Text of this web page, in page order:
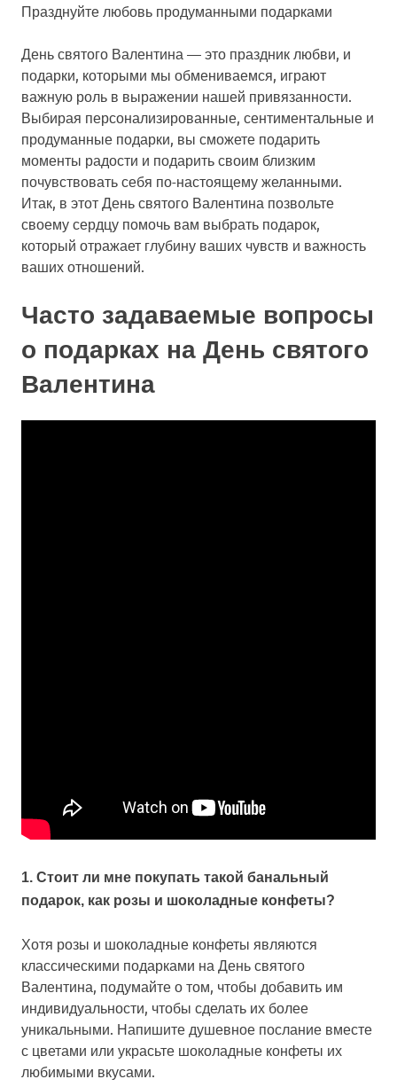
Празднуйте любовь продуманными подарками
День святого Валентина — это праздник любви, и
подарки, которыми мы обмениваемся, играют
важную роль в выражении нашей привязанности.
Выбирая персонализированные, сентиментальные и
продуманные подарки, вы сможете подарить
моменты радости и подарить своим близким
почувствовать себя по-настоящему желанными.
Итак, в этот День святого Валентина позвольте
своему сердцу помочь вам выбрать подарок,
который отражает глубину ваших чувств и важность
ваших отношений.
Часто задаваемые вопросы
о подарках на День святого
Валентина
1. Стоит ли мне покупать такой банальный
подарок, как розы и шоколадные конфеты?
Хотя розы и шоколадные конфеты являются
классическими подарками на День святого
Валентина, подумайте о том, чтобы добавить им
индивидуальности, чтобы сделать их более
уникальными. Напишите душевное послание вместе
с цветами или украсьте шоколадные конфеты их
любимыми вкусами.